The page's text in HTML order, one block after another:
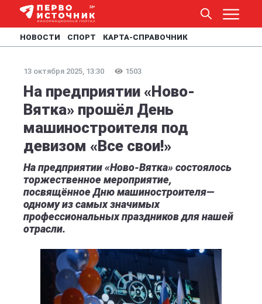
НОВОСТИ СПОРТ КАРТА-СПРАВОЧНИК
13 октября 2025, 13:30 1503
На предприятии «Ново-
Вятка» прошёл День
машиностроителя под
девизом «Все свои!»
На предприятии «Ново-Вятка» состоялось
торжественное мероприятие,
посвящённое Дню машиностроителя—
одному из самых значимых
профессиональных праздников для нашей
отрасли.